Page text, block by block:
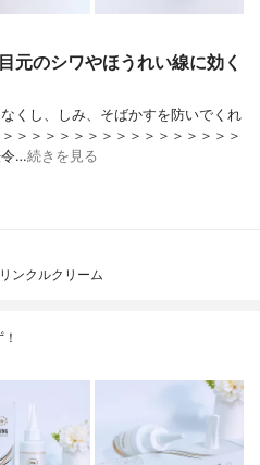
元のシワやほうれい線に効く
くし、しみ、そばかすを防いでくれ
＞＞＞＞＞＞＞＞＞＞＞＞＞＞＞＞
令…続きを見る
ンクルクリーム